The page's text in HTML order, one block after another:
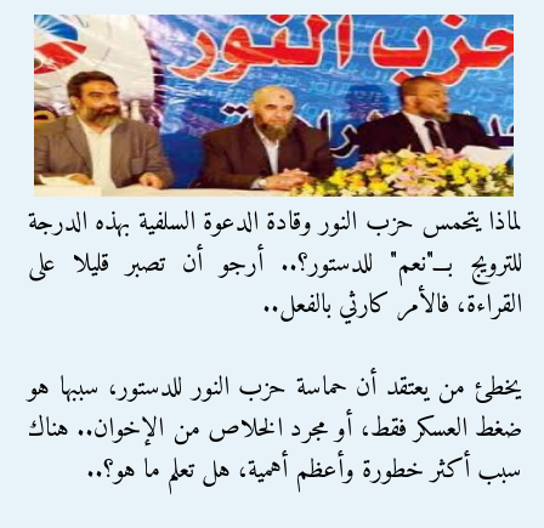
لماذا يتحمس حزب النور وقادة الدعوة السلفية بهذه الدرجة
للترويج بـــ"نعم" للدستور؟.. أرجو أن تصبر قليلا على
القراءة، فالأمر كارثي بالفعل..
يخطئ من يعتقد أن حماسة حزب النور للدستور، سببها هو
ضغط العسكر فقط، أو مجرد الخلاص من الإخوان.. هناك
سبب أكثر خطورة وأعظم أهمية، هل تعلم ما هو؟..